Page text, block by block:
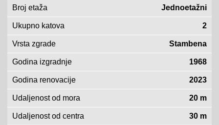
Broj etaža Jednoetažni
Ukupno katova 2
Vrsta zgrade Stambena
Godina izgradnje 1968
Godina renovacije 2023
Udaljenost od mora 20 m
Udaljenost od centra 30 m